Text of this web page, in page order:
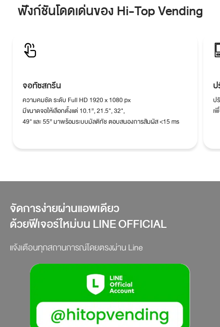
ฟังก์ชันโดดเด่นของ Hi-Top Vending
จอทัชสกรีน
ความคมชัด ระดับ Full HD 1920 x 1080 px
มีขนาดจอให้เลือกตั้งแต่ 10.1”, 21.5", 32",
49" และ 55” มาพร้อมระบบมัลติทัช ตอบสนองการสัมผัส <15 ms
ป
เ
จัดการง่ายผ่านแอพเดียว
ด้วยฟีเจอร์ใหม่บน LINE OFFICIAL
แจ้งเตือนทุกสถานการณ์โดยตรงผ่าน Line